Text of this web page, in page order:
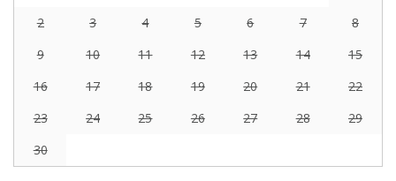
2
3 4 5 6 7
8
9
10 11 12 13 14
15
16
17 18 19 20 21
22
23
24 25 26 27 28
29
30